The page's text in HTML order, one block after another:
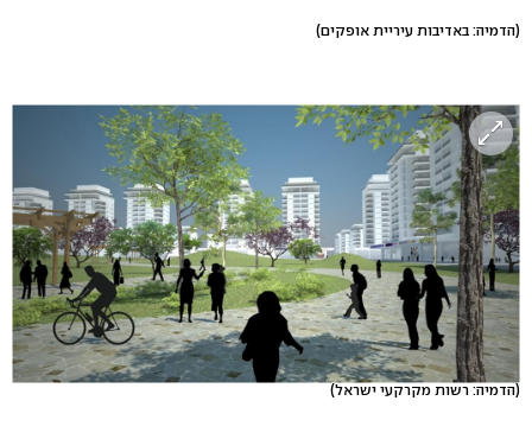
(הדמיה: באדיבות עיריית אופקים)
(הדמיה: רשות מקרקעי ישראל)